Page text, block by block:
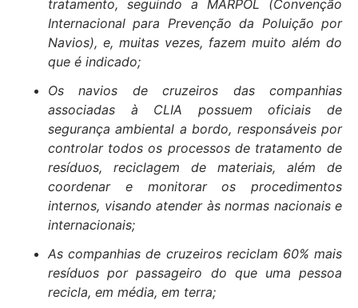
tratamento, seguindo a MARPOL (Convenção
Internacional para Prevenção da Poluição por
Navios), e, muitas vezes, fazem muito além do
que é indicado;
Os navios de cruzeiros das companhias
associadas à CLIA possuem oficiais de
segurança ambiental a bordo, responsáveis por
controlar todos os processos de tratamento de
resíduos, reciclagem de materiais, além de
coordenar e monitorar os procedimentos
internos, visando atender às normas nacionais e
internacionais;
As companhias de cruzeiros reciclam 60% mais
resíduos por passageiro do que uma pessoa
recicla, em média, em terra;